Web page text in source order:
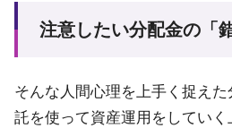
注意したい分配金の「
そんな人間心理を上手く捉え
託を使って資産運用をしてい